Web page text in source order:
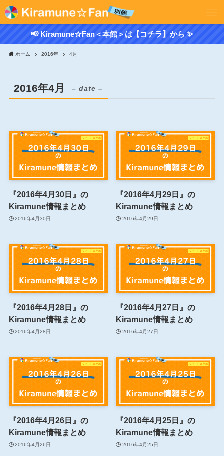
📢 Kiramune☆Fan＜本館＞は【コチラ】から ✨
ホーム 2016年 4月
2016年4月 – date –
『2016年4月30日』の
Kiramune情報まとめ
2016年4月30日
『2016年4月29日』の
Kiramune情報まとめ
2016年4月29日
『2016年4月28日』の
Kiramune情報まとめ
2016年4月28日
『2016年4月27日』の
Kiramune情報まとめ
2016年4月27日
『2016年4月26日』の
Kiramune情報まとめ
2016年4月26日
『2016年4月25日』の
Kiramune情報まとめ
2016年4月25日